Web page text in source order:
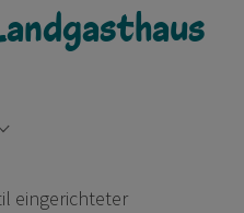
eingerichteter